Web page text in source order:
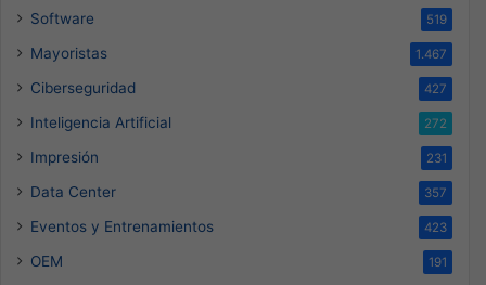
Software 519
Mayoristas 1.467
Ciberseguridad 427
Inteligencia Artificial 272
Impresión 231
Data Center 357
Eventos y Entrenamientos 423
OEM 191